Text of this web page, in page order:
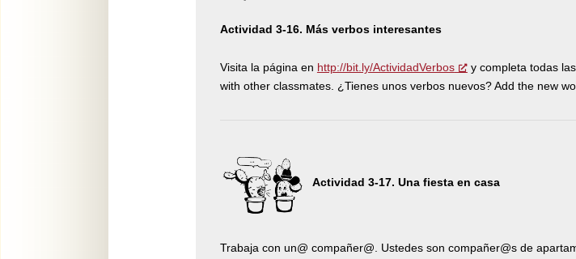
Actividad 3-16. Más verbos interesantes
Visita la página en http://bit.ly/ActividadVerbos
y completa todas
with other classmates. ¿Tienes unos verbos nuevos? Add the new
Actividad 3-17. Una fiesta en casa
Trabaja con un@ compañer@. Ustedes son compañer@s de